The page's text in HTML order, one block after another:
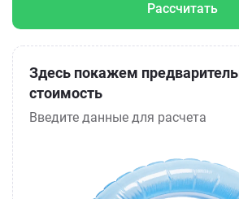
Рассчитать
Здесь покажем
стоимость
Введите данные для расчета